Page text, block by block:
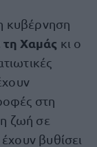
κυβέρνηση
τη Χαμάς κι ο
στη
ζωή σε
έχουν βυθίσει